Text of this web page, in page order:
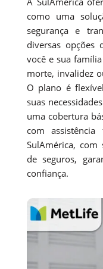
como uma
segurança e
diversas opções
você e sua
morte, invalidez
O plano é
suas
uma cobertura
com
SulAmérica,
de seguros,
confiança.